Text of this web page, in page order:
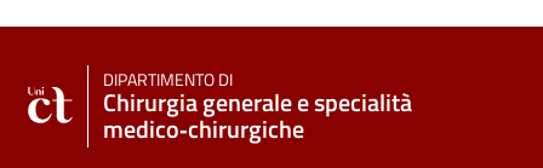
DIPARTIMENTO DI
Chirurgia generale e specialità
medico‑chirurgiche